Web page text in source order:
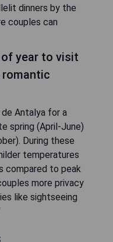
dinners by the
couples can
year to visit
Antalya for a
spring (April-June)
During these
temperatures
compared to peak
more privacy
like sightseeing